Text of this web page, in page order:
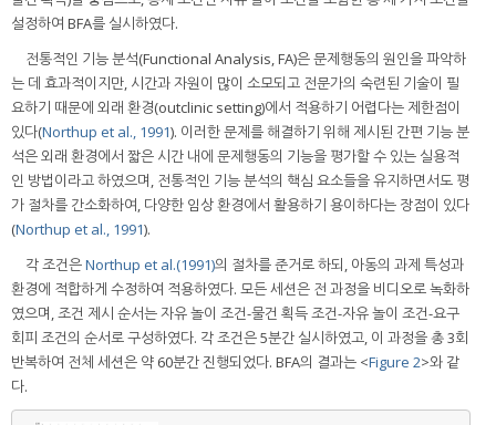
설정하여 BFA를 실시하였다.
전통적인 기능 분석(Functional Analysis, FA)은 문제행동의 원인을 파악하
는 데 효과적이지만, 시간과 자원이 많이 소모되고 전문가의 숙련된 기술이 필
요하기 때문에 외래 환경(outclinic setting)에서 적용하기 어렵다는 제한점이
있다(Northup et al., 1991). 이러한 문제를 해결하기 위해 제시된 간편 기능 분
석은 외래 환경에서 짧은 시간 내에 문제행동의 기능을 평가할 수 있는 실용적
인 방법이라고 하였으며, 전통적인 기능 분석의 핵심 요소들을 유지하면서도 평
가 절차를 간소화하여, 다양한 임상 환경에서 활용하기 용이하다는 장점이 있다
(Northup et al., 1991).
각 조건은Northup et al.(1991)의 절차를 준거로 하되, 아동의 과제 특성과
환경에 적합하게 수정하여 적용하였다. 모든 세션은 전 과정을 비디오로 녹화하
였으며, 조건 제시 순서는 자유 놀이 조건-물건 획득 조건-자유 놀이 조건-요구
회피 조건의 순서로 구성하였다. 각 조건은 5분간 실시하였고, 이 과정을 총 3회
반복하여 전체 세션은 약 60분간 진행되었다. BFA의 결과는 <Figure 2>와 같
다.